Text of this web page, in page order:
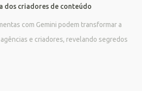
dos criadores de conteúdo
com Gemini podem transformar a
e criadores, revelando segredos